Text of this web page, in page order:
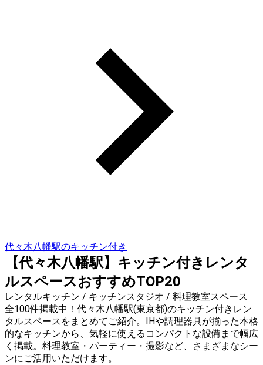
代々木八幡駅のキッチン付き
【代々木八幡駅】キッチン付きレンタ
ルスペースおすすめTOP20
レンタルキッチン / キッチンスタジオ / 料理教室スペース
全100件掲載中！代々木八幡駅(東京都)のキッチン付きレン
タルスペースをまとめてご紹介。IHや調理器具が揃った本格
的なキッチンから、気軽に使えるコンパクトな設備まで幅広
く掲載。料理教室・パーティー・撮影など、さまざまなシー
ンにご活用いただけます。